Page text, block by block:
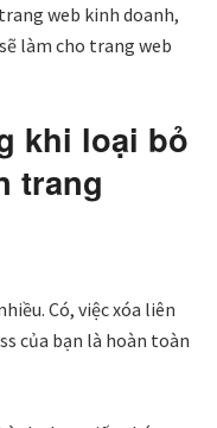
web kinh doanh,
làm cho trang web
khi loại bỏ
trang
Có, việc xóa liên
của bạn là hoàn toàn